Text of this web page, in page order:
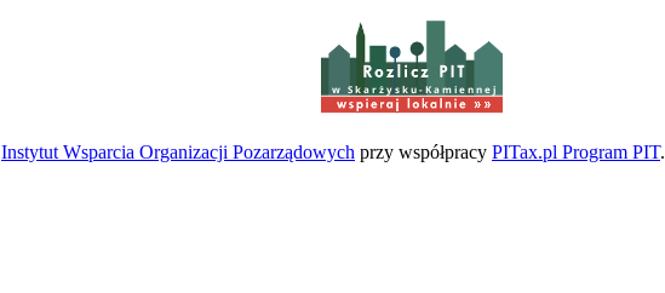
w Skarżysku-Kamiennej
Instytut Wsparcia Organizacji Pozarządowych przy współpracy PITax.pl Program PIT.